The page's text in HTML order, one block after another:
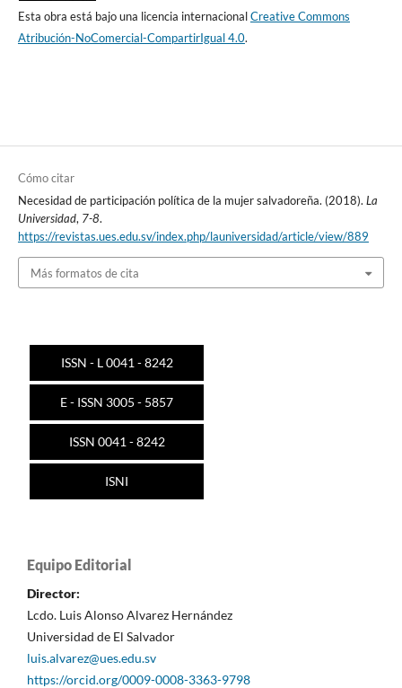
Esta obra está bajo una licencia internacionalCreative Commons
Atribución-NoComercial-CompartirIgual 4.0.
Cómo citar
Necesidad de participación política de la mujer salvadoreña. (2018). La
Universidad, 7-8.
https://revistas.ues.edu.sv/index.php/launiversidad/article/view/889
Más formatos de cita
ISSN - L 0041 - 8242
E - ISSN 3005 - 5857
ISSN 0041 - 8242
ISNI
Equipo Editorial
Director:
Lcdo. Luis Alonso Alvarez Hernández
Universidad de El Salvador
luis.alvarez@ues.edu.sv
https://orcid.org/0009-0008-3363-9798